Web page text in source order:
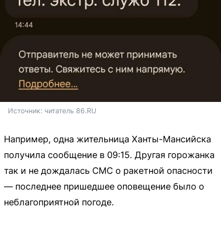
Источник: читатель 86.RU
Например, одна жительница Ханты-Мансийска
получила сообщение в 09:15. Другая горожанка
так и не дождалась СМС о ракетной опасности
— последнее пришедшее оповещение было о
неблагоприятной погоде.